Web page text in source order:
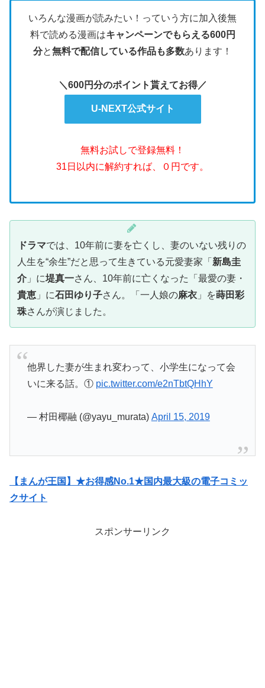
いろんな漫画が読みたい！っていう方に加入後無
料で読める漫画はキャンペーンでもらえる600円
分と無料で配信している作品も多数あります！
＼600円分のポイント貰えてお得／
U-NEXT公式サイト
無料お試しで登録無料！
31日以内に解約すれば、０円です。
ドラマでは、10年前に妻を亡くし、妻のいない残りの
人生を“余生”だと思って生きている元愛妻家「 新島圭
介 」に堤真一さん、10年前に亡くなった「最愛の妻・
貴恵 」に石田ゆり子さん。「一人娘の麻衣 」を蒔田彩
珠さんが演じました。
他界した妻が生まれ変わって、小学生になって会
いに来る話。① pic.twitter.com/e2nTbtQHhY
— 村田椰融 (@yayu_murata) April 15, 2019
【まんが王国】★お得感No.1★国内最大級の電子コミッ
クサイト
スポンサーリンク